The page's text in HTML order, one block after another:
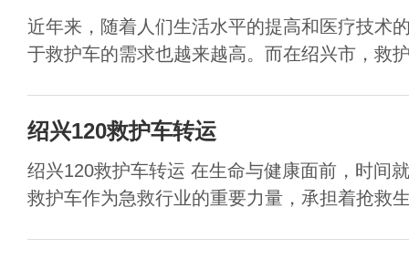
近年来，随着人们生活水平的提高和医疗技术
于救护车的需求也越来越高。而在绍兴市，救
绍兴120救护车转运
绍兴120救护车转运 在生命与健康面前，时间
救护车作为急救行业的重要力量，承担着抢救